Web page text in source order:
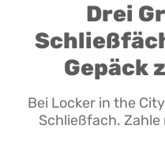
Drei
Gepäck
Bei Locker in the
Schließfach.